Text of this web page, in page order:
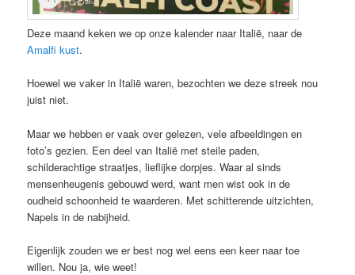
Deze maand keken we op onze kalender naar Italië, naar de
Amalfi kust.
Hoewel we vaker in Italië waren, bezochten we deze streek nou
juist niet.
Maar we hebben er vaak over gelezen, vele afbeeldingen en
foto’s gezien. Een deel van Italië met steile paden,
schilderachtige straatjes, lieflijke dorpjes. Waar al sinds
mensenheugenis gebouwd werd, want men wist ook in de
oudheid schoonheid te waarderen. Met schitterende uitzichten,
Napels in de nabijheid.
Eigenlijk zouden we er best nog wel eens een keer naar toe
willen. Nou ja, wie weet!